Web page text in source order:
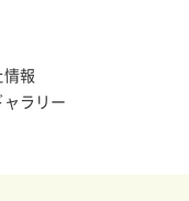
情報
ャラリー